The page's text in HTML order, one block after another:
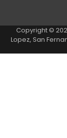
Copyright ©
Lopez, San